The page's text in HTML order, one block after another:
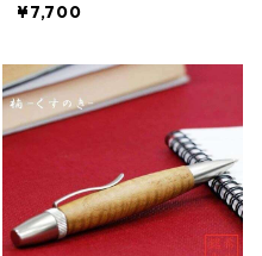
¥7,700